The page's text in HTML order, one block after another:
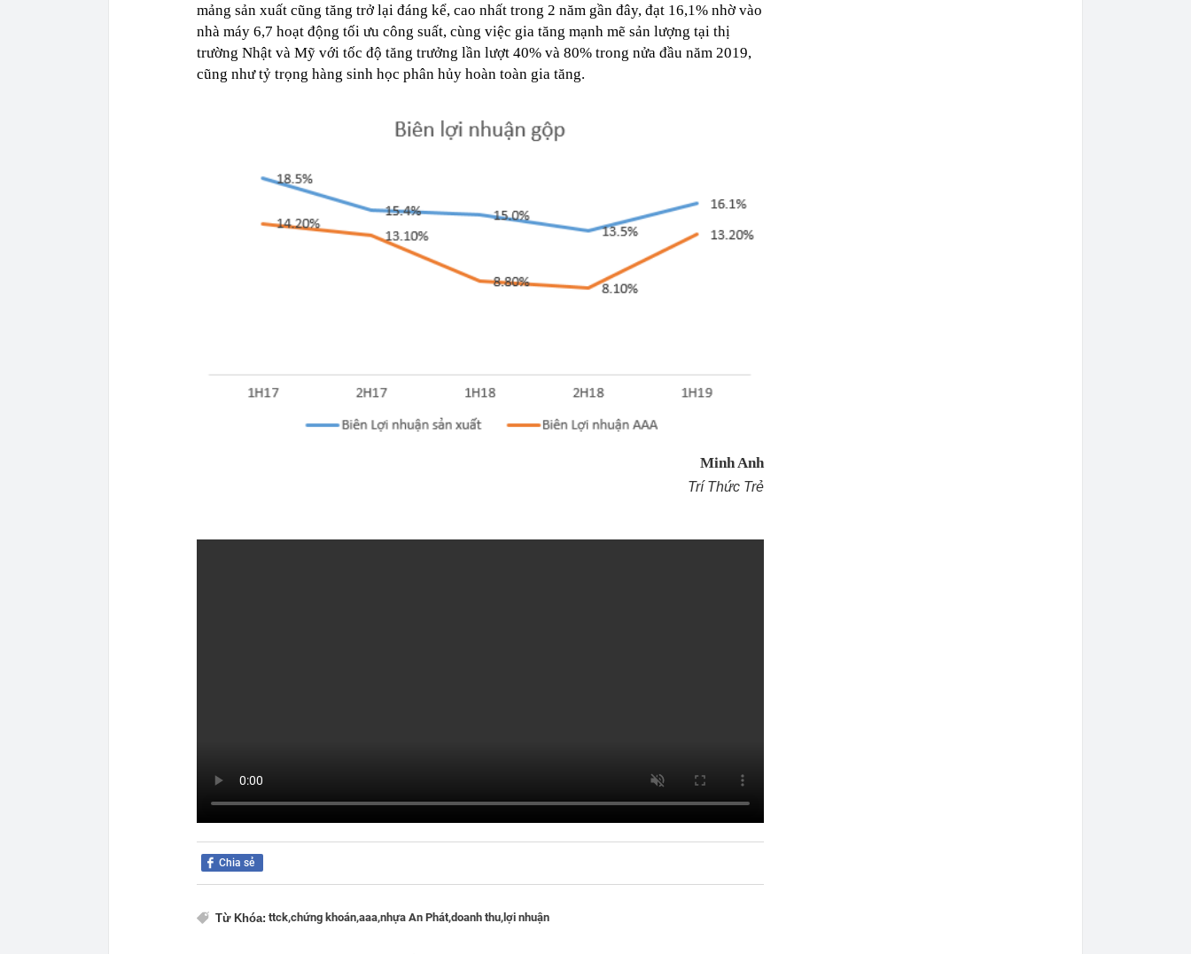
mảng sản xuất cũng tăng trở lại đáng kể, cao nhất trong 2 năm gần đây, đạt 16,1% nhờ vào
nhà máy 6,7 hoạt động tối ưu công suất, cùng việc gia tăng mạnh mẽ sản lượng tại thị
trường Nhật và Mỹ với tốc độ tăng trưởng lần lượt 40% và 80% trong nửa đầu năm 2019,
cũng như tỷ trọng hàng sinh học phân hủy hoàn toàn gia tăng.
Minh Anh
Trí Thức Trẻ
Chia sẻ
Từ Khóa: ttck,chứng khoán,aaa,nhựa An Phát,doanh thu, lợi nhuận